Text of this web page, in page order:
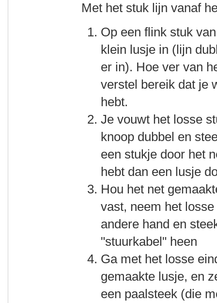
Met het stuk lijn vanaf
Op een flink stuk
klein lusje in (lijn
er in). Hoe ver van
verstel bereik dat je
hebt.
Je vouwt het losse
knoop dubbel en
een stukje door het
hebt dan een lusje
Hou het net
vast, neem het
andere hand en
"stuurkabel" heen
Ga met het losse
gemaakte lusje, en
een paalsteek (die